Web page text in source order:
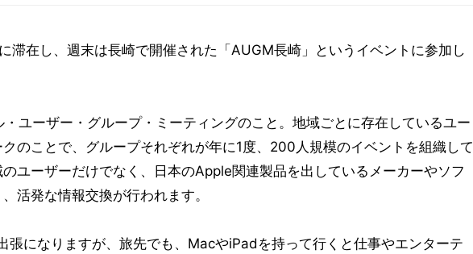
滞在し、週末は長崎で開催された「AUGM長崎」というイベントに参加し
ユーザー・グループ・ミーティングのこと。地域ごとに存在しているユー
のことで、グループそれぞれが年に1度、200人規模のイベントを組織して
ユーザーだけでなく、日本のApple関連製品を出しているメーカーやソフ
活発な情報交換が行われます。
張になりますが、旅先でも、MacやiPadを持って行くと仕事やエンターテ